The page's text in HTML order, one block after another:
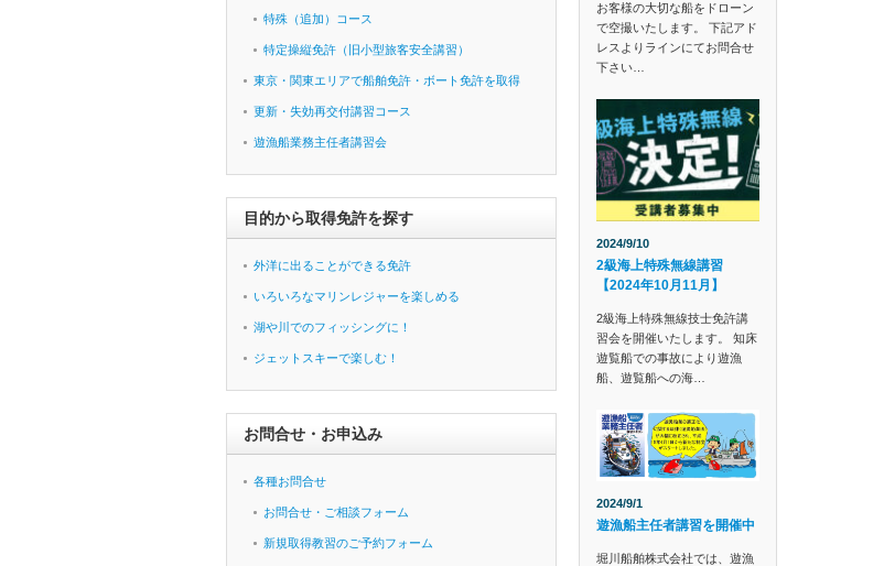
特殊（追加）コース
特定操縦免許（旧小型旅客安全講習）
東京・関東エリアで船舶免許・ボート免許を取得
更新・失効再交付講習コース
遊漁船業務主任者講習会
目的から取得免許を探す
外洋に出ることができる免許
いろいろなマリンレジャーを楽しめる
湖や川でのフィッシングに！
ジェットスキーで楽しむ！
お問合せ・お申込み
各種お問合せ
お問合せ・ご相談フォーム
新規取得教習のご予約フォーム
お客様の大切な船をドローン
で空撮いたします。 下記アド
レスよりラインにてお問合せ
下さい…
2024/9/10
2級海上特殊無線講習
【2024年10月11月】
2級海上特殊無線技士免許講
習会を開催いたします。 知床
遊覧船での事故により遊漁
船、遊覧船への海…
2024/9/1
遊漁船主任者講習を開催中
堀川船舶株式会社では、遊漁